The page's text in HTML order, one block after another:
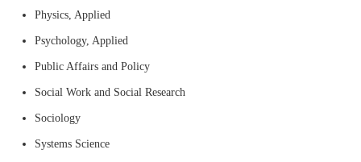
Physics, Applied
Psychology, Applied
Public Affairs and Policy
Social Work and Social Research
Sociology
Systems Science